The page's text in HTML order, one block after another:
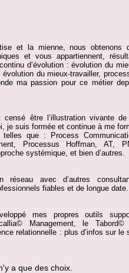
et la mienne, nous obtenons
et vous appartiennent,
d’évolution : évolution du
du mieux-travailler,
ma passion pour ce métier
censé être l’illustration vivante
je suis formée et continue à me
que : Process
Processus Hoffman, AT,
systémique, et bien d’autres.
avec d’autres
fiables et de longue date.
mes propres outils
Management, le Tabord©
relationnelle : plus d’infos sur le
a que des choix.